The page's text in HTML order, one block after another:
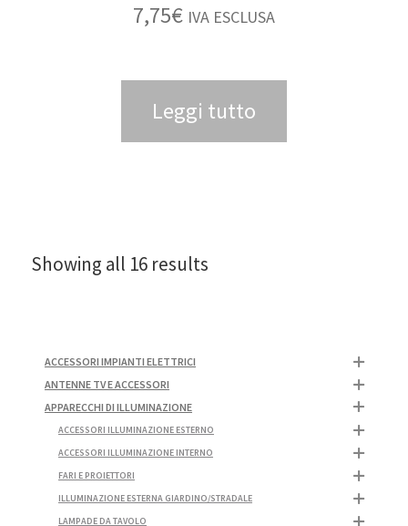
7,75€ IVA ESCLUSA
Leggi tutto
Showing all 16 results
ACCESSORI IMPIANTI ELETTRICI
ANTENNE TV E ACCESSORI
APPARECCHI DI ILLUMINAZIONE
ACCESSORI ILLUMINAZIONE ESTERNO
ACCESSORI ILLUMINAZIONE INTERNO
FARI E PROIETTORI
ILLUMINAZIONE ESTERNA GIARDINO/STRADALE
LAMPADE DA TAVOLO